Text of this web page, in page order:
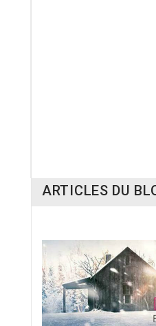
ARTICLES DU